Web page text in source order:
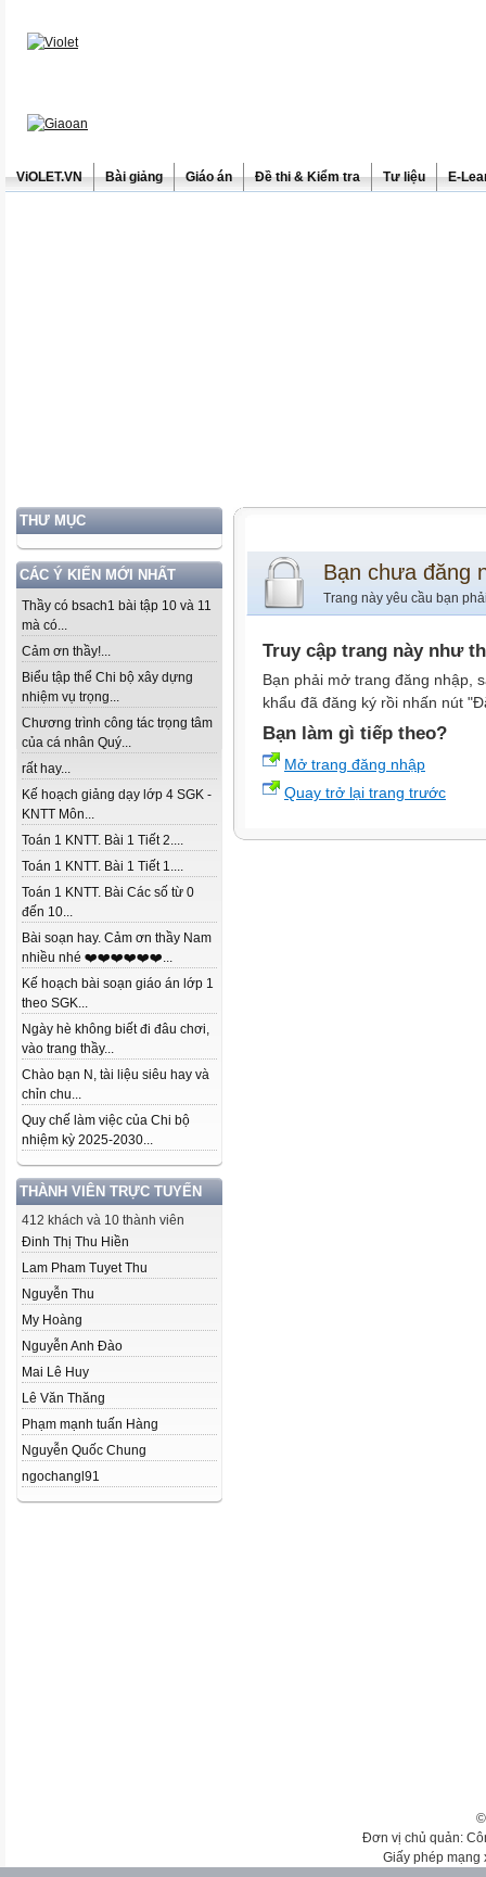
ViOLET.VN Bài giảng Giáo án Đề thi & Kiểm tra Tư liệu E-
THƯ MỤC
CÁC Ý KIẾN MỚI NHẤT
Thầy có bsach1 bài tập 10 và 11
mà có...
Cảm ơn thầy!...
Biểu tập thể Chi bộ xây dựng
nhiệm vụ trọng...
Chương trình công tác trọng tâm
của cá nhân Quý...
rất hay...
Kế hoạch giảng dạy lớp 4 SGK -
KNTT Môn...
Toán 1 KNTT. Bài 1 Tiết 2....
Toán 1 KNTT. Bài 1 Tiết 1....
Toán 1 KNTT. Bài Các số từ 0
đến 10...
Bài soạn hay. Cảm ơn thầy Nam
nhiều nhé ❤️❤️❤️❤️❤️❤️...
Kế hoạch bài soạn giáo án lớp 1
theo SGK...
Ngày hè không biết đi đâu chơi,
vào trang thầy...
Chào bạn N, tài liệu siêu hay và
chỉn chu...
Quy chế làm việc của Chi bộ
nhiệm kỳ 2025-2030...
THÀNH VIÊN TRỰC TUYẾN
412 khách và 10 thành viên
Đinh Thị Thu Hiền
Lam Pham Tuyet Thu
Nguyễn Thu
My Hoàng
Nguyễn Anh Đào
Mai Lê Huy
Lê Văn Thăng
Phạm mạnh tuấn Hàng
Nguyễn Quốc Chung
ngochangl91
Bạn chưa đăng
Trang này yêu cầu bạn
Truy cập trang này như
Bạn phải mở trang đăng nhập,
khẩu đã đăng ký rồi nhấn nút
Bạn làm gì tiếp theo?
Mở trang đăng nhập
Quay trở lại trang trước
Đơn vị chủ quản:
Giấy phép mạng